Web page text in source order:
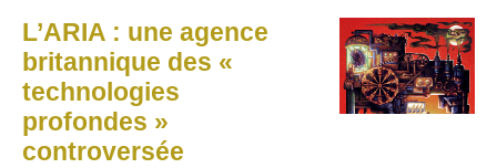
L’ARIA : une agence
britannique des «
technologies
profondes »
controversée